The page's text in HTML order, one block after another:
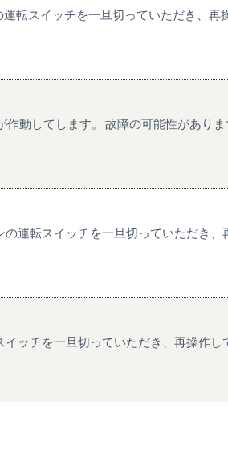
転スイッチを一旦切っていただき、
動してします。 故障の可能性があり
運転スイッチを一旦切っていただき
ッチを一旦切っていただき、再操作